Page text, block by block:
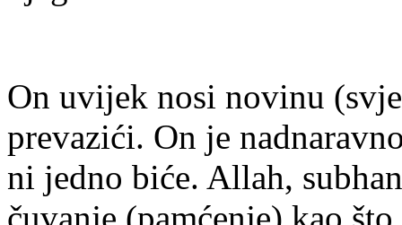
On uvijek nosi novinu
prevazići. On je
ni jedno biće. Allah,
čuvanje (pamćenje) kao